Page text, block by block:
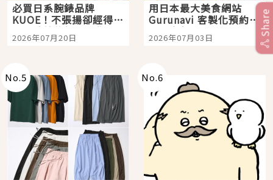
必買日系腕錶品牌
KUOE！不張揚卻經得起
時間洗鍊的經典之作五
選
2026年07月20日
用日本最大美食網站
Gurunavi 客製化預約九
大都市餐廳，打造專屬
美食體驗！
2026年07月03日
No.5 No.6
Share